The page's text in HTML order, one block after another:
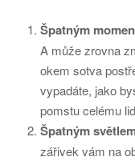
Špatným
A může zrovna
okem sotva
vypadáte, jako
pomstu celému
Špatným
zářivek vám na